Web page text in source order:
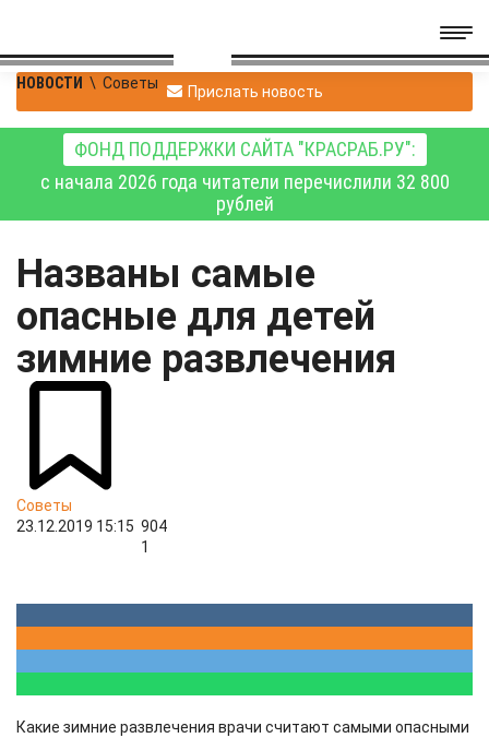
НОВОСТИ \ Советы Прислать новость
ФОНД ПОДДЕРЖКИ САЙТА "КРАСРАБ.РУ":
с начала 2026 года читатели перечислили 32 800
рублей
Названы самые
опасные для детей
зимние развлечения
Советы
23.12.2019 15:15 904
1
Какие зимние развлечения врачи считают самыми опасными